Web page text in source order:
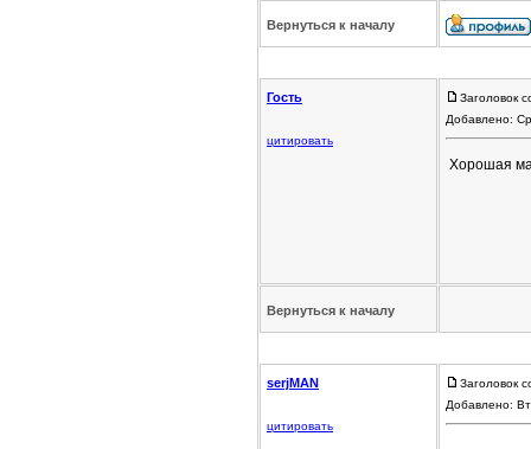
Вернуться к началу
Гость
цитировать
Заголовок
Добавлено:
Хорошая
Вернуться к началу
serjMAN
цитировать
Заголовок
Добавлено: